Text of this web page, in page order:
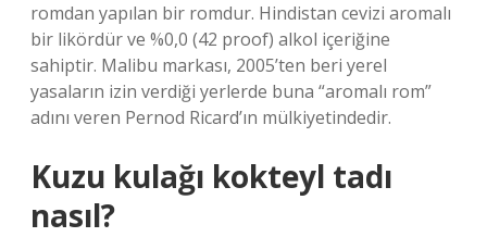
romdan yapılan bir romdur. Hindistan cevizi aromalı
bir likördür ve %0,0 (42 proof) alkol içeriğine
sahiptir. Malibu markası, 2005’ten beri yerel
yasaların izin verdiği yerlerde buna “aromalı rom”
adını veren Pernod Ricard’ın mülkiyetindedir.
Kuzu kulağı kokteyl tadı
nasıl?